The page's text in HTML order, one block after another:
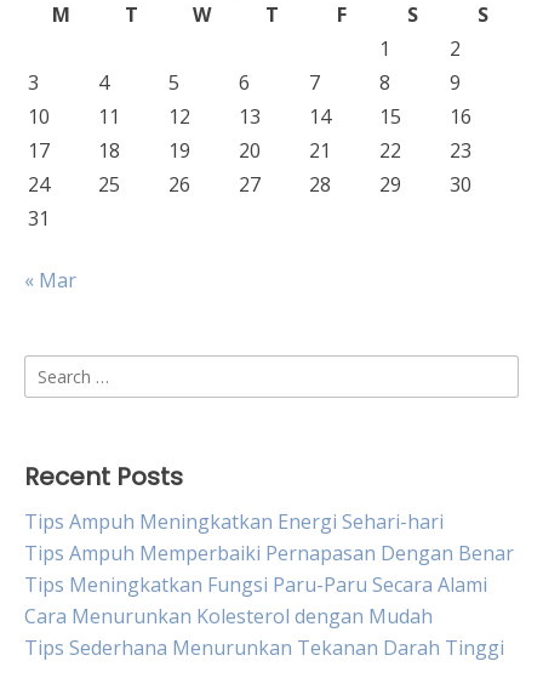
M
T W T F S
S
1
2
3
4 5 6 7 8
9
10
11 12 13 14 15
16
17
18 19 20 21 22
23
24
25 26 27 28 29
30
31
« Mar
Search
for:
Recent Posts
Tips Ampuh Meningkatkan Energi Sehari-hari
Tips Ampuh Memperbaiki Pernapasan Dengan Benar
Tips Meningkatkan Fungsi Paru-Paru Secara Alami
Cara Menurunkan Kolesterol dengan Mudah
Tips Sederhana Menurunkan Tekanan Darah Tinggi